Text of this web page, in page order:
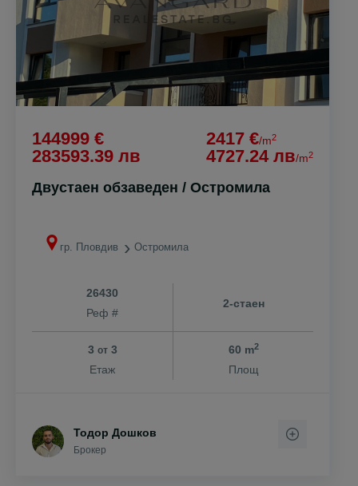
144999 €
283593.39 лв
2417 €/m2
4727.24 лв/m2
Двустаен обзаведен / Остромила
гр. Пловдив Остромила
26430
Реф #
2-стаен
3 от3
Етаж
60 m2
Площ
Тодор Дошков
Брокер